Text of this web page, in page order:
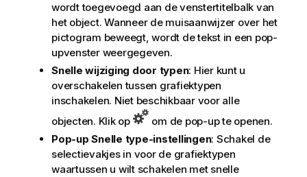
wordt toegevoegd aan de venstertitelbalk van
het object. Wanneer de muisaanwijzer over het
pictogram beweegt, wordt de tekst in een pop-
upvenster weergegeven.
Snelle wijziging door typen: Hier kunt u
overschakelen tussen grafiektypen
inschakelen. Niet beschikbaar voor alle
objecten. Klik op
om de pop-up te openen.
Pop-up Snelle type-instellingen: Schakel de
selectievakjes in voor de grafiektypen
waartussen u wilt schakelen met snelle